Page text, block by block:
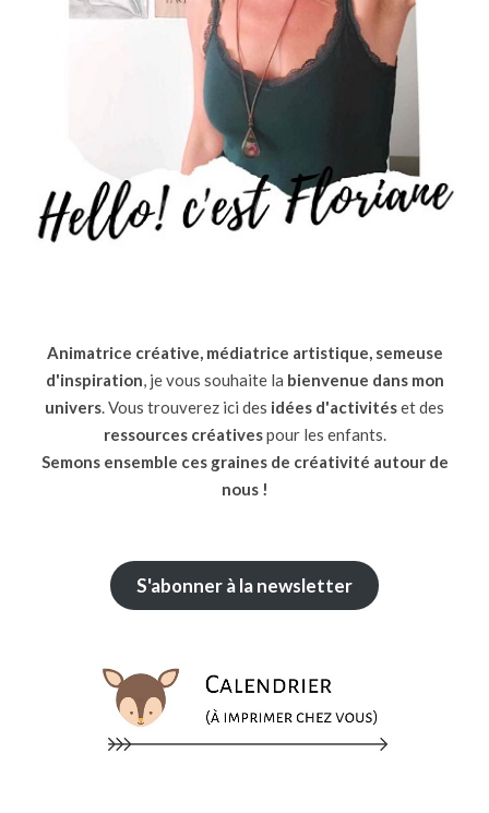
Animatrice créative, médiatrice artistique, semeuse
d'inspiration, je vous souhaite la bienvenue dans mon
univers. Vous trouverez ici des idées d'activitéset des
ressources créativespour les enfants.
Semons ensemble ces graines de créativité autour de
nous !
S'abonner à la newsletter